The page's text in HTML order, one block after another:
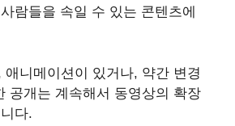
람들을 속일 수 있는 콘텐츠에
애니메이션이 있거나, 약간 변경
공개는 계속해서 동영상의 확장
다.